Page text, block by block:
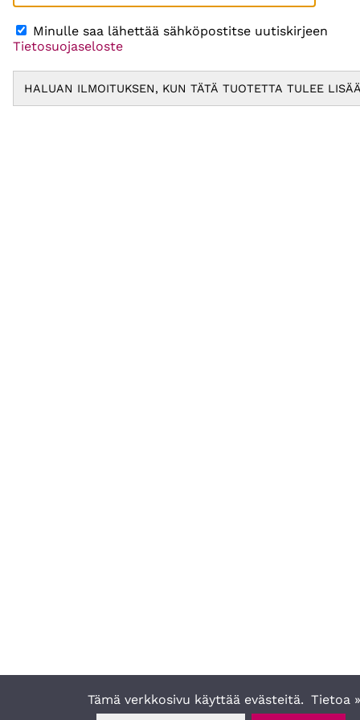
Minulle saa lähettää sähköpostitse uutiskirjeen
Tietosuojaseloste
Tämä verkkosivu käyttää evästeitä. Tietoa